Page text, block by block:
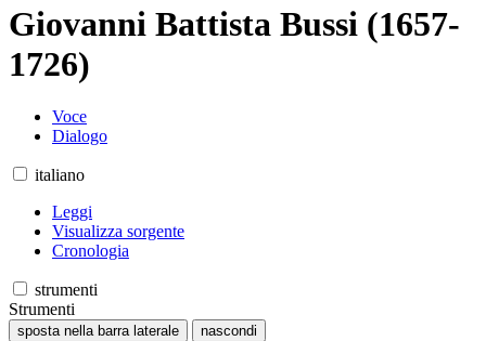
Giovanni Battista Bussi (1657-
1726)
Voce
Dialogo
italiano
Leggi
Visualizza sorgente
Cronologia
strumenti
Strumenti
sposta nella barra laterale nascondi